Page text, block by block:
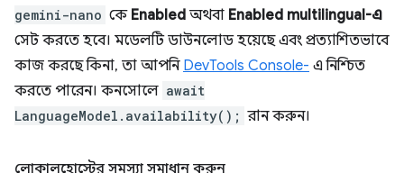
gemini-nano কে Enabled অথবা Enabled multilingual-এ
সেট করতে হবে। মডেলটি ডাউনলোড হয়েছে এবং প্রত্যাশিতভাবে
কাজ করছে কিনা, তা আপনি DevTools Console- এ নিশ্চিত
করতে পারেন। কনসোলে await
LanguageModel.availability(); রান করুন।
লোকালহোস্টের সমস্যা সমাধান করুন